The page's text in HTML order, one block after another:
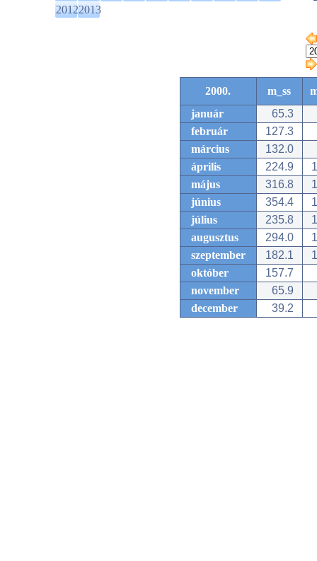
20122013
2000. m_ss
január
65.3
február
127.3
március
132.0
április
224.9
május
316.8
június
354.4
július
235.8
augusztus
294.0
szeptember
182.1
október
157.7
november
65.9
december
39.2